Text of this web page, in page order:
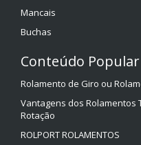
Mancais
Buchas
Conteúdo Popular
Rolamento de Giro ou
Vantagens dos Rolamentos
Rotação
ROLPORT ROLAMENTOS